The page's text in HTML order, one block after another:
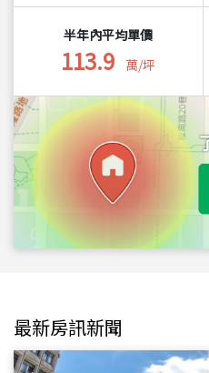
半年內平均單價
113.9 萬/坪
最新房訊新聞